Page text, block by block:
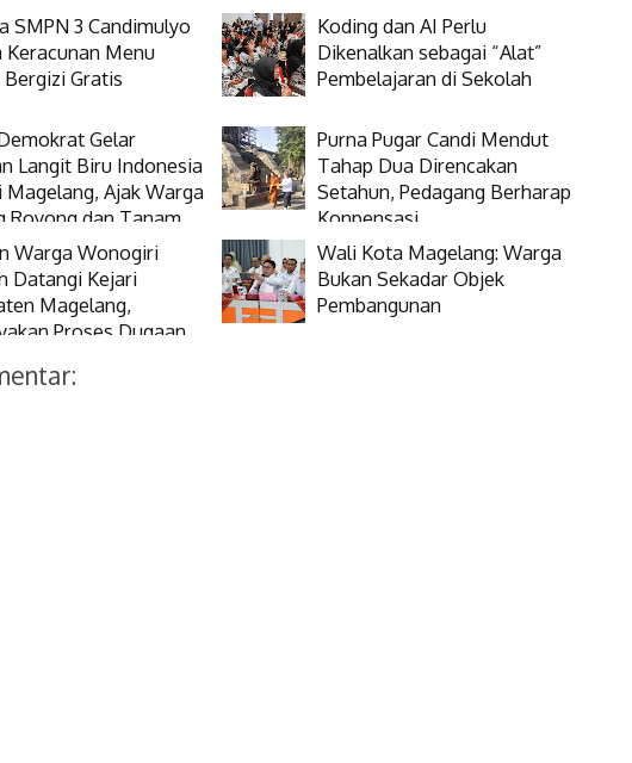
SMPN 3 Candimulyo
Keracunan Menu
Gratis
Koding dan AI Perlu
Dikenalkan sebagai “Alat”
Pembelajaran di Sekolah
Gelar
Langit Biru Indonesia
Magelang, Ajak Warga
Royong dan Tanam
Purna Pugar Candi Mendut
Tahap Dua Direncakan
Setahun, Pedagang Berharap
Konpensasi
Warga Wonogiri
Datangi Kejari
Magelang,
Proses Dugaan
Wali Kota Magelang: Warga
Bukan Sekadar Objek
Pembangunan